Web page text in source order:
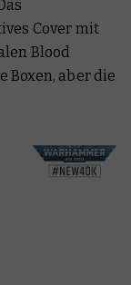
Cover mit
Blood
Boxen, aber die